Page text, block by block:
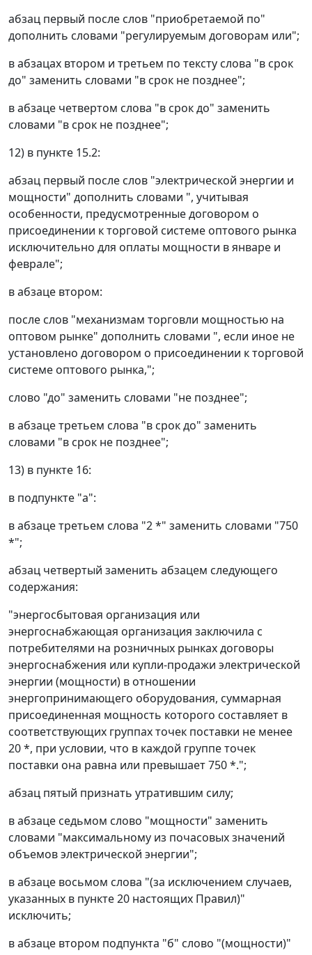
абзац первый после слов "приобретаемой по"
дополнить словами "регулируемым договорам или";
в абзацах втором и третьем по тексту слова "в срок
до" заменить словами "в срок не позднее";
в абзаце четвертом слова "в срок до" заменить
словами "в срок не позднее";
12) в пункте 15.2:
абзац первый после слов "электрической энергии и
мощности" дополнить словами ", учитывая
особенности, предусмотренные договором о
присоединении к торговой системе оптового рынка
исключительно для оплаты мощности в январе и
феврале";
в абзаце втором:
после слов "механизмам торговли мощностью на
оптовом рынке" дополнить словами ", если иное не
установлено договором о присоединении к торговой
системе оптового рынка,";
слово "до" заменить словами "не позднее";
в абзаце третьем слова "в срок до" заменить
словами "в срок не позднее";
13) в пункте 16:
в подпункте "а":
в абзаце третьем слова "2 *" заменить словами "750
*";
абзац четвертый заменить абзацем следующего
содержания:
"энергосбытовая организация или
энергоснабжающая организация заключила с
потребителями на розничных рынках договоры
энергоснабжения или купли-продажи электрической
энергии (мощности) в отношении
энергопринимающего оборудования, суммарная
присоединенная мощность которого составляет в
соответствующих группах точек поставки не менее
20 *, при условии, что в каждой группе точек
поставки она равна или превышает 750 *.";
абзац пятый признать утратившим силу;
в абзаце седьмом слово "мощности" заменить
словами "максимальному из почасовых значений
объемов электрической энергии";
в абзаце восьмом слова "(за исключением случаев,
указанных в пункте 20 настоящих Правил)"
исключить;
в абзаце втором подпункта "б" слово "(мощности)"